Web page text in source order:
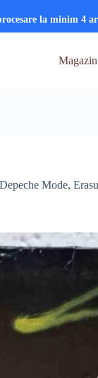
la minim 4
Magazin
Mode,